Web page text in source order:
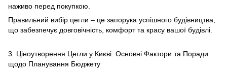
наживо перед покупкою.
Правильний вибір цегли – це запорука успішного будівництва,
що забезпечує довговічність, комфорт та красу вашої будівлі.
3. Ціноутворення Цегли у Києві: Основні Фактори та Поради
щодо Планування Бюджету